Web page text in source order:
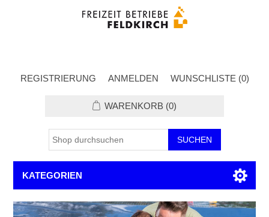
REGISTRIERUNG ANMELDEN WUNSCHLISTE (0)
WARENKORB (0)
KATEGORIEN